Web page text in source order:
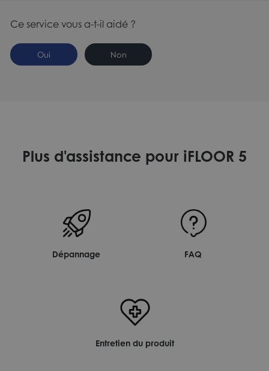
Ce service vous a-t-il aidé ?
Oui Non
Plus d'assistance pour iFLOOR 5
Dépannage FAQ
Entretien du produit